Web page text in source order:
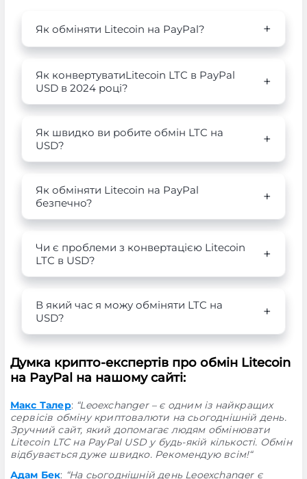
Як обміняти Litecoin на PayPal?
Як конвертуватиLitecoin LTC в PayPal
USD в 2024 році?
Як швидко ви робите обмін LTC на
USD?
Як обміняти Litecoin на PayPal
безпечно?
Чи є проблеми з конвертацією Litecoin
LTC в USD?
В який час я можу обміняти LTC на
USD?
Думка крипто-експертів про обмін Litecoin
на PayPal на нашому сайті:
Макс Талер: “Leoexchanger – є одним із найкращих
сервісів обміну криптовалюти на сьогоднішній день.
Зручний сайт, який допомагає людям обмінювати
Litecoin LTC на PayPal USD у будь-якій кількості. Обмін
відбувається дуже швидко. Рекомендую всім!“
Адам Бек: “На сьогоднішній день Leoexchanger є